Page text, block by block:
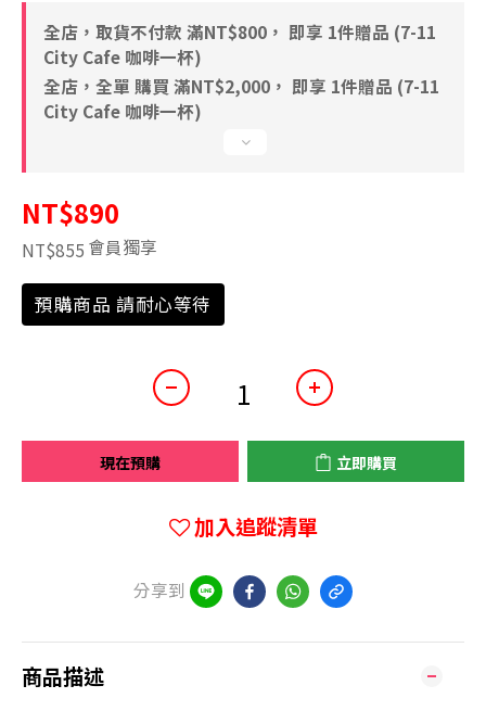
全店，取貨不付款 滿NT$800， 即享 1件贈品 (7-11
City Cafe 咖啡一杯)
全店，全單 購買 滿NT$2,000， 即享 1件贈品 (7-11
City Cafe 咖啡一杯)
NT$890
NT$855 會員獨享
預購商品 請耐心等待
現在預購 立即購買
加入追蹤清單
分享到
商品描述